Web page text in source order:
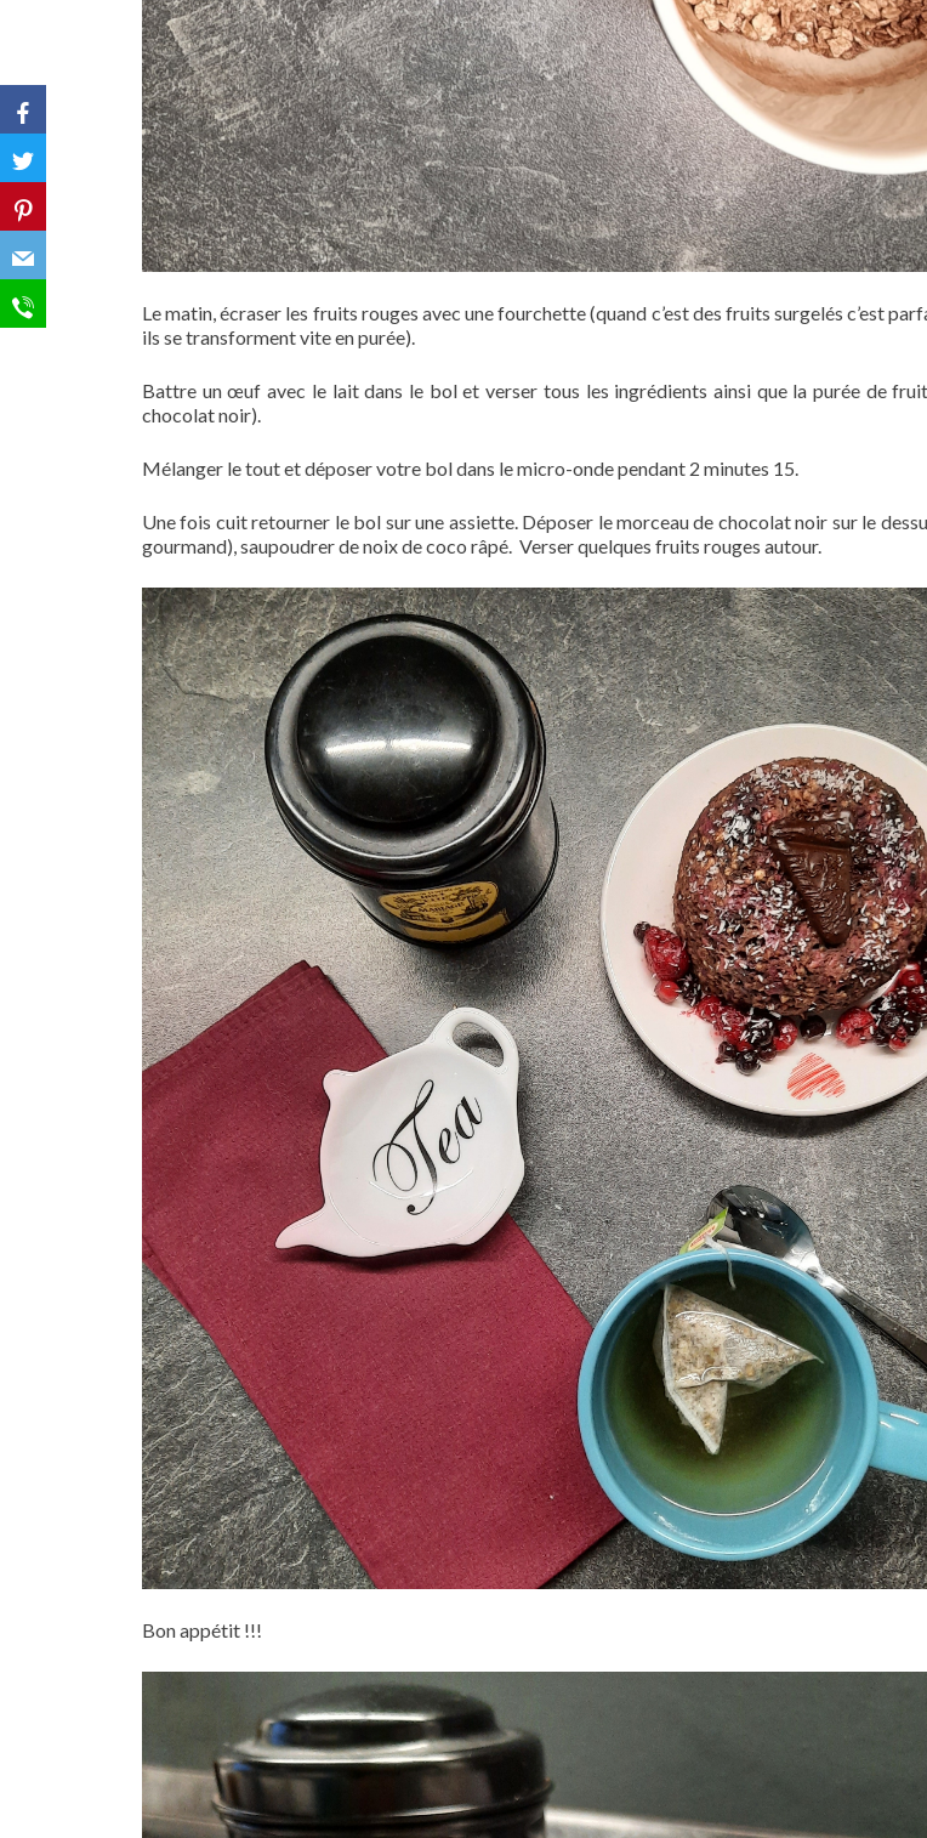
Le matin, écraser les fruits rouges avec une fourchette (quand c’est des fruits surgelés c’est
ils se transforment vite en purée).
Battre un œuf avec le lait dans le bol et verser tous les ingrédients ainsi que la purée de
chocolat noir).
Mélanger le tout et déposer votre bol dans le micro-onde pendant 2 minutes 15.
Une fois cuit retourner le bol sur une assiette. Déposer le morceau de chocolat noir sur le
gourmand), saupoudrer de noix de coco râpé. Verser quelques fruits rouges autour.
Bon appétit !!!